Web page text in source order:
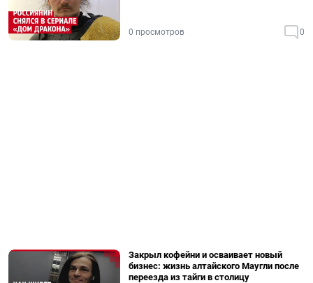
0 просмотров 0
Закрыл кофейни и осваивает новый
бизнес: жизнь алтайского Маугли после
переезда из тайги в столицу